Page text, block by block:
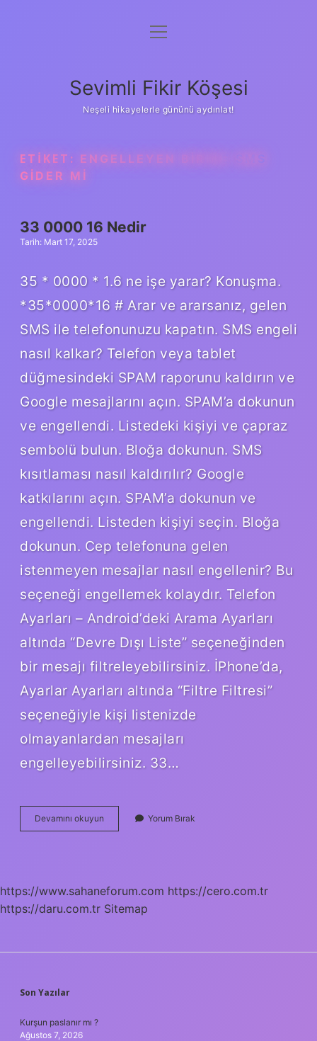
Anasayfa
Yasal Uyarı
menüyü
Sevimli Fikir Köşesi
Neşeli hikayelerle gününü aydınlat!
ETIKET: ENGELLEYEN BIRINE SMS
GIDER MI
33 0000 16 Nedir
Tarih: Mart 17, 2025
35 * 0000 * 1.6 ne işe yarar? Konuşma.
*35*0000*16 # Arar ve ararsanız, gelen
SMS ile telefonunuzu kapatın. SMS engeli
nasıl kalkar? Telefon veya tablet
düğmesindeki SPAM raporunu kaldırın ve
Google mesajlarını açın. SPAM’a dokunun
ve engellendi. Listedeki kişiyi ve çapraz
sembolü bulun. Bloğa dokunun. SMS
kısıtlaması nasıl kaldırılır? Google
katkılarını açın. SPAM’a dokunun ve
engellendi. Listeden kişiyi seçin. Bloğa
dokunun. Cep telefonuna gelen
istenmeyen mesajlar nasıl engellenir? Bu
seçeneği engellemek kolaydır. Telefon
Ayarları – Android’deki Arama Ayarları
altında “Devre Dışı Liste” seçeneğinden
bir mesajı filtreleyebilirsiniz. İPhone’da,
Ayarlar Ayarları altında “Filtre Filtresi”
seçeneğiyle kişi listenizde
olmayanlardan mesajları
engelleyebilirsiniz. 33…
Devamını okuyun
0000
Yorum Bırak
https://www.sahaneforum.com https://cero.com.tr
https://daru.com.tr Sitemap
SIDEBAR
Son Yazılar
Kurşun paslanır mı ?
Ağustos 7, 2026